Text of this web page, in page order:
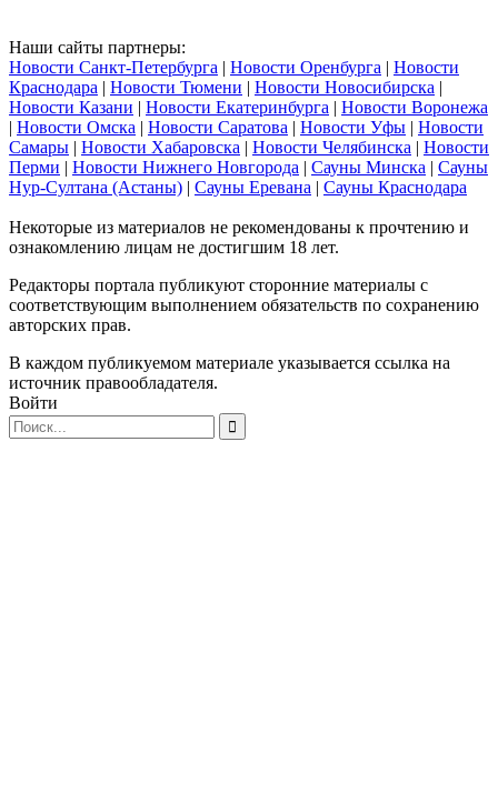
Наши сайты партнеры:
Новости Санкт-Петербурга | Новости Оренбурга | Новости
Краснодара | Новости Тюмени | Новости Новосибирска |
Новости Казани | Новости Екатеринбурга | Новости Воронежа
| Новости Омска | Новости Саратова | Новости Уфы | Новости
Самары | Новости Хабаровска | Новости Челябинска | Новости
Перми | Новости Нижнего Новгорода | Сауны Минска | Сауны
Нур-Султана (Астаны) | Сауны Еревана | Сауны Краснодара
Некоторые из материалов не рекомендованы к прочтению и
ознакомлению лицам не достигшим 18 лет.
Редакторы портала публикуют сторонние материалы с
соответствующим выполнением обязательств по сохранению
авторских прав.
В каждом публикуемом материале указывается ссылка на
источник правообладателя.
Войти